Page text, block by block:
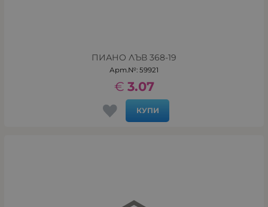
ПИАНО ЛЪВ 368-19
Арт.№: 59921
3.07
€
КУПИ